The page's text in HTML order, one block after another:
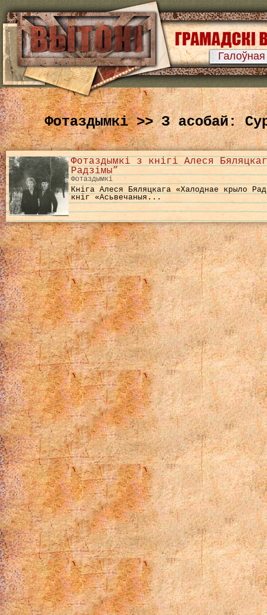
Галоўная
Фотаздымкі >> З асобай:
Фотаздымкі з кнігі Алеся
Радзімы”
Фотаздымкі
Кніга Алеся Бяляцкага «Халоднае крыло
кніг «Асьвечаныя...